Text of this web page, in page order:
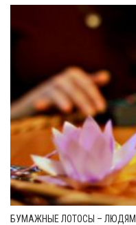
БУМАЖНЫЕ ЛОТОСЫ –